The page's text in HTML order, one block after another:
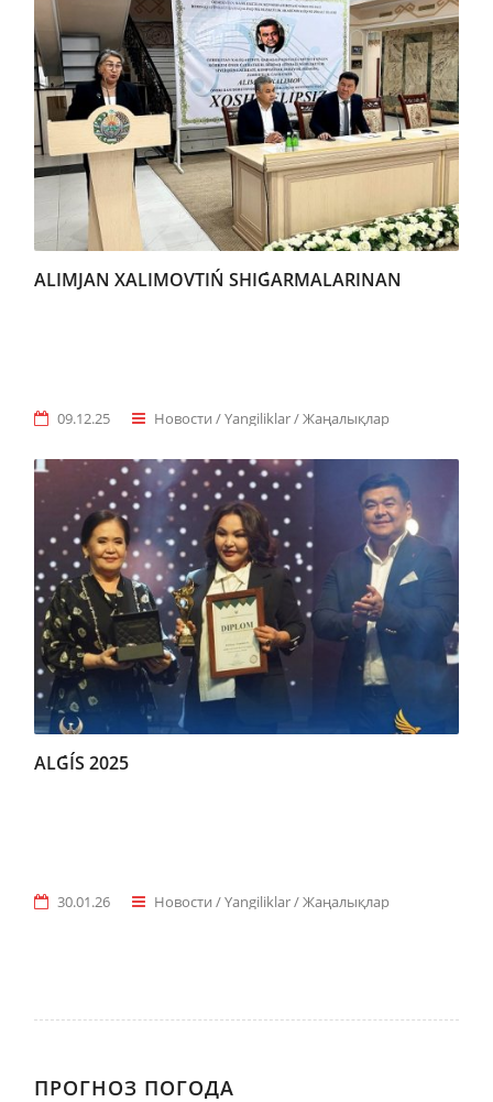
ALIMJAN XALIMOVTIŃ SHIǴARMALARINAN
09.12.25 Новости / Yangiliklar / Жаңалықлар
ALǴÍS 2025
30.01.26 Новости / Yangiliklar / Жаңалықлар
ПРОГНОЗ ПОГОДА